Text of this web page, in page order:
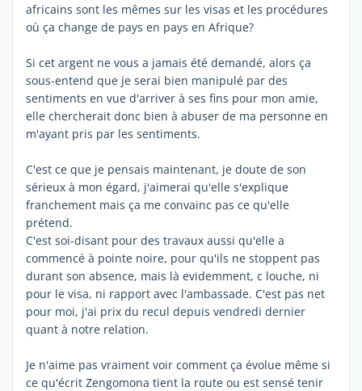
africains sont les mêmes sur les visas et les procédures
où ça change de pays en pays en Afrique?
Si cet argent ne vous a jamais été demandé, alors ça
sous-entend que je serai bien manipulé par des
sentiments en vue d'arriver à ses fins pour mon amie,
elle chercherait donc bien à abuser de ma personne en
m'ayant pris par les sentiments.
C'est ce que je pensais maintenant, je doute de son
sérieux à mon égard, j'aimerai qu'elle s'explique
franchement mais ça me convainc pas ce qu'elle
prétend.
C'est soi-disant pour des travaux aussi qu'elle a
commencé à pointe noire, pour qu'ils ne stoppent pas
durant son absence, mais là evidemment, c louche, ni
pour le visa, ni rapport avec l'ambassade. C'est pas net
pour moi, j'ai prix du recul depuis vendredi dernier
quant à notre relation.
Je n'aime pas vraiment voir comment ça évolue même si
ce qu'écrit Zengomona tient la route ou est sensé tenir